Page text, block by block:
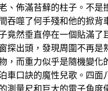
、佈滿苔蘚的柱子。不
吞噬了何手殘和他的掀
竟然垂直停在一個貼滿
探出頭，發現周圍不再
，而重力似乎是隨機變
車口訣的魔性兒歌。四
測量尺和巨大的電子角